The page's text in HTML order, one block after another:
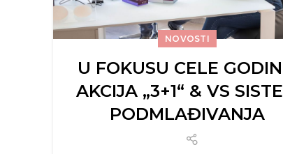
NOVOSTI
U FOKUSU CELE
AKCIJA „3+1“ & VS
PODMLAĐIVANJA